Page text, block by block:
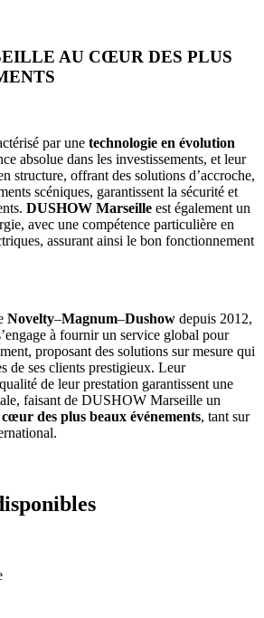
AU CŒUR DES PLUS
par une technologie en évolution
absolue dans les investissements, et leur
structure, offrant des solutions d’accroche,
scéniques, garantissent la sécurité et
DUSHOW Marseille est également un
avec une compétence particulière en
assurant ainsi le bon fonctionnement
Novelty–Magnum–Dushow depuis 2012,
à fournir un service global pour
proposant des solutions sur mesure qui
de ses clients prestigieux. Leur
de leur prestation garantissent une
faisant de DUSHOW Marseille un
des plus beaux événements, tant sur